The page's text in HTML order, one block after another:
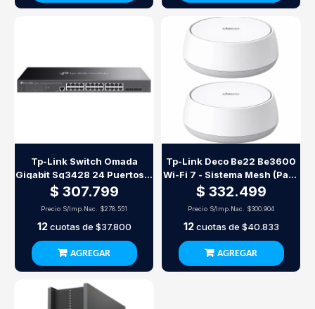
Tp-Link Switch Omada
Gigabit Sg3428 24 Puertos +
4 Sfp
$ 307.799
Precio S/Imp.Nac. $278.551
12cuotas de $37.800
AGREGAR
Tp-Link Deco Be22 Be3600
Wi-Fi 7 - Sistema Mesh (Pack
X2)
$ 332.499
Precio S/Imp.Nac. $300.904
12cuotas de $40.833
AGREGAR